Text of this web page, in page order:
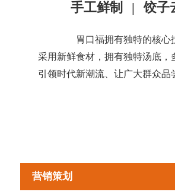
手工鲜制 | 饺子
胃口福拥有独特的核心
采用新鲜食材，拥有独特汤底，
引领时代新潮流、让广大群众品
营销策划